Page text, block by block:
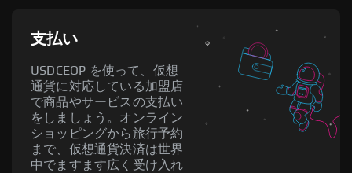
支払い
USDCEOP を使って、仮想
通貨に対応している加盟店
で商品やサービスの支払い
をしましょう。オンライン
ショッピングから旅行予約
まで、仮想通貨決済は世界
中でますます広く受け入れ